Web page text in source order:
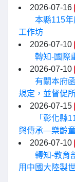
2026-07-16
本縣115
工作坊
2026-07-10
轉知-國際
2026-07-10
有關本府
規定，並督促
2026-07-15
「彰化縣
與傳承—樂齡
2026-07-10
轉知-教育
用中國大陸製